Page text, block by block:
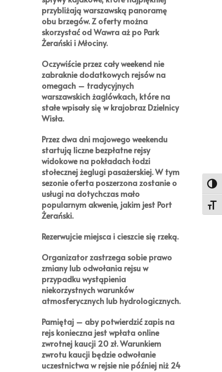
przybliżają warszawską panoramę
obu brzegów. Z oferty można
skorzystać od Wawra aż po Park
Żerański i Młociny.
Oczywiście przez cały weekend nie
zabraknie dodatkowych rejsów na
omegach – tradycyjnych
warszawskich żaglówkach, które na
stałe wpisały się w krajobraz Dzielnicy
Wisła.
Przez dwa dni majowego weekendu
startują liczne bezpłatne rejsy
widokowe na pokładach łodzi
stołecznej żeglugi pasażerskiej. W tym
sezonie oferta poszerzona zostanie o
usługi na dotychczas mało
popularnym akwenie, jakim jest Port
Żerański.
Rezerwujcie miejsca i cieszcie się rzeką.
Organizator zastrzega sobie prawo
zmiany lub odwołania rejsu w
przypadku wystąpienia
niekorzystnych warunków
atmosferycznych lub hydrologicznych.
Pamiętaj – aby potwierdzić zapis na
rejs konieczna jest wpłata online
zwrotnej kaucji 20 zł. Warunkiem
zwrotu kaucji będzie odwołanie
uczestnictwa w rejsie nie później niż 24